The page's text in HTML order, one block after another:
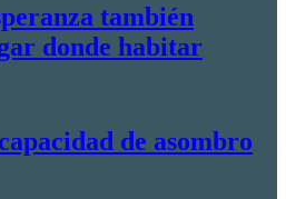
también
donde habitar
de asombro